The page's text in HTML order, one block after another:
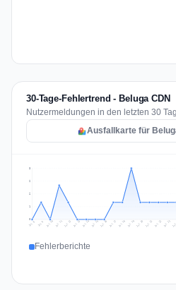
30-Tage-Fehlertrend - Beluga CDN
Nutzermeldungen in den letzten 30
Ausfallkarte für
1
2
2
3
Jul 8 Jul 9 Jul 10 Jul 11 Jul 12 Jul 13 Jul 14 Jul 15 Jul 16 Jul 17 Jul 18 Jul 19 Jul 20 Jul 21 Jul 22 Jul 23
Fehlerberichte